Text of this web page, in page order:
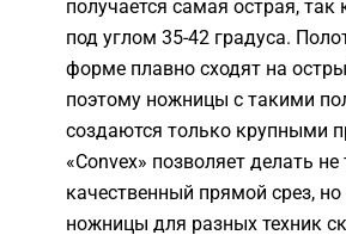
получается самая острая,
под углом 35-42 градуса.
форме плавно сходят на
поэтому ножницы с такими
создаются только крупными
«Convex» позволяет делать не
качественный прямой срез,
ножницы для разных техник